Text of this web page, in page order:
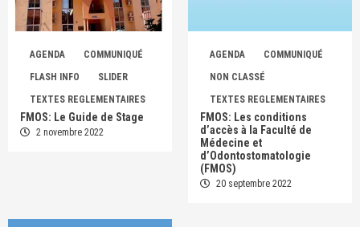
AGENDA
COMMUNIQUÉ
FLASH INFO
SLIDER
TEXTES REGLEMENTAIRES
FMOS: Le Guide de Stage
2 novembre 2022
AGENDA
COMMUNIQUÉ
NON CLASSÉ
TEXTES REGLEMENTAIRES
FMOS: Les conditions
d’accès à la Faculté de
Médecine et
d’Odontostomatologie
(FMOS)
20 septembre 2022